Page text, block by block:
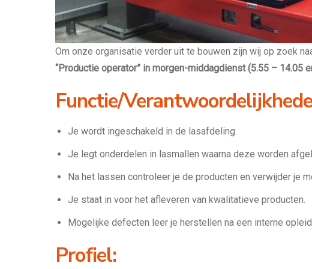
Om onze organisatie verder uit te bouwen zijn wij op zoek
“Productie operator” in morgen-middagdienst (5.55 – 14.05
Functie/
Je wordt ingeschakeld in de lasafdeling.
Je legt onderdelen in lasmallen waarna deze worden
Na het lassen controleer je de producten en verwijder je
Je staat in voor het afleveren van kwalitatieve producten.
Mogelijke defecten leer je herstellen na een interne
Profiel: